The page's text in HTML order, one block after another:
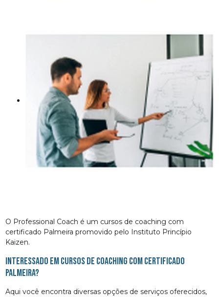
O Professional Coach é um cursos de coaching com
certificado Palmeira promovido pelo Instituto Princípio
Kaizen.
Interessado em cursos de coaching com certificado
Palmeira?
Aqui você encontra diversas opções de serviços oferecidos,